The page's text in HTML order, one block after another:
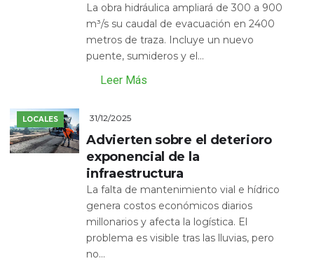
La obra hidráulica ampliará de 300 a 900
m³/s su caudal de evacuación en 2400
metros de traza. Incluye un nuevo
puente, sumideros y el...
Leer Más
LOCALES 31/12/2025
Advierten sobre el deterioro
exponencial de la
infraestructura
La falta de mantenimiento vial e hídrico
genera costos económicos diarios
millonarios y afecta la logística. El
problema es visible tras las lluvias, pero
no...